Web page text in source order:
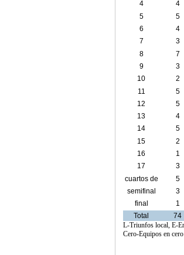
4
4
5
5
6
4
7
3
8
7
9
3
10
2
11
5
12
5
13
4
14
5
15
2
16
1
17
3
cuartos de
final
5
semifinal
3
final
1
Total
74
L-Triunfos local, E-
Cero-Equipos en